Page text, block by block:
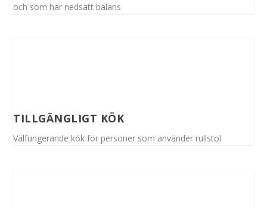
och som har nedsatt balans
TILLGÄNGLIGT KÖK
Välfungerande kök för personer som använder rullstol